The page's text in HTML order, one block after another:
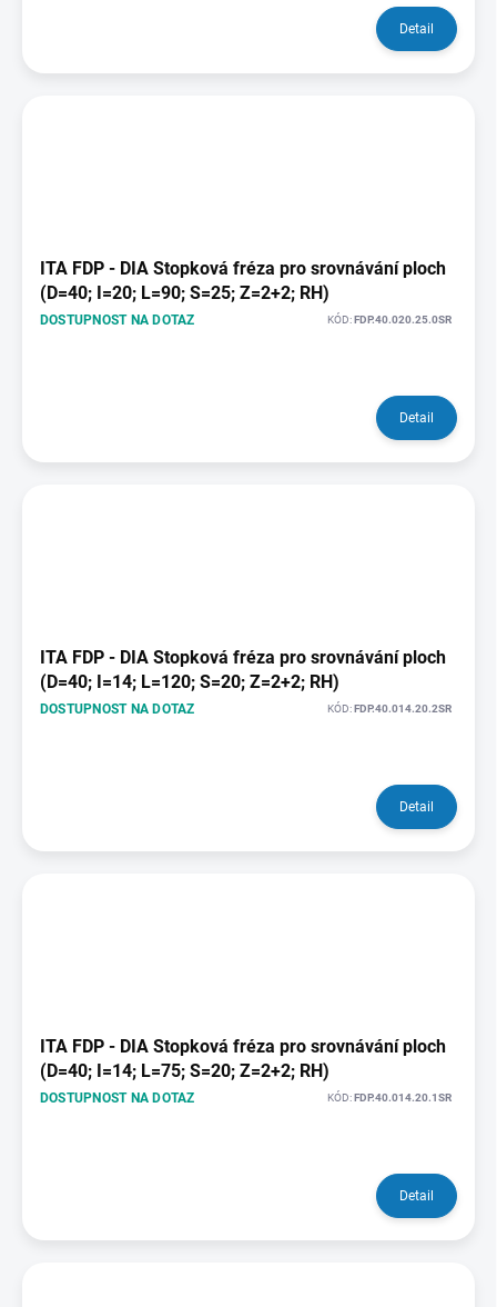
Detail
ITA FDP - DIA Stopková fréza pro srovnávání ploch
(D=40; I=20; L=90; S=25; Z=2+2; RH)
DOSTUPNOST NA DOTAZ KÓD:FDP.40.020.25.0SR
Detail
ITA FDP - DIA Stopková fréza pro srovnávání ploch
(D=40; I=14; L=120; S=20; Z=2+2; RH)
DOSTUPNOST NA DOTAZ KÓD:FDP.40.014.20.2SR
Detail
ITA FDP - DIA Stopková fréza pro srovnávání ploch
(D=40; I=14; L=75; S=20; Z=2+2; RH)
DOSTUPNOST NA DOTAZ KÓD:FDP.40.014.20.1SR
Detail